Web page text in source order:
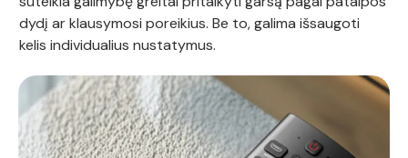
dydį ar klausymosi poreikius. Be to, galima išsaugoti
kelis individualius nustatymus.